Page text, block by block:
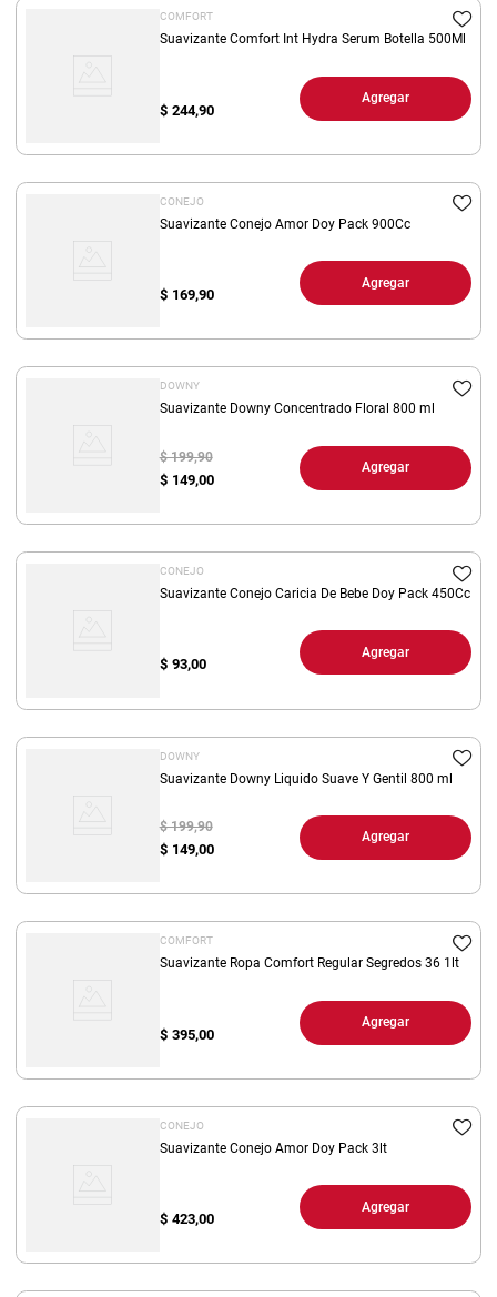
COMFORT
Suavizante Comfort Int Hydra Serum Botella 500Ml
$ 244,90
Agregar
CONEJO
Suavizante Conejo Amor Doy Pack 900Cc
$ 169,90
Agregar
DOWNY
Suavizante Downy Concentrado Floral 800 ml
$ 149,00
$ 199,90
Agregar
CONEJO
Suavizante Conejo Caricia De Bebe Doy Pack 450Cc
$ 93,00
Agregar
DOWNY
Suavizante Downy Liquido Suave Y Gentil 800 ml
$ 149,00
$ 199,90
Agregar
COMFORT
Suavizante Ropa Comfort Regular Segredos 36 1lt
$ 395,00
Agregar
CONEJO
Suavizante Conejo Amor Doy Pack 3lt
$ 423,00
Agregar